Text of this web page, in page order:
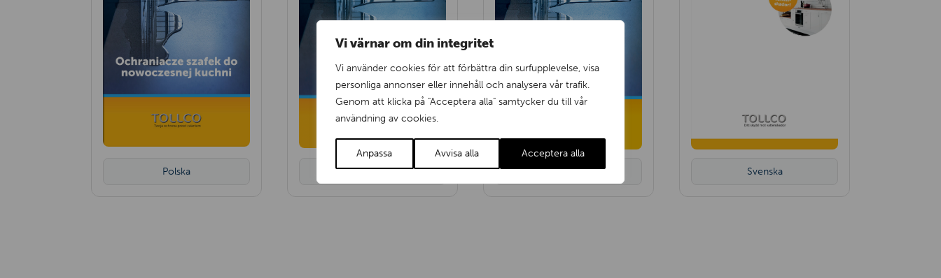
Vi värnar om din integritet
Vi använder cookies för att förbättra din surfupplevelse, visa
personliga annonser eller innehåll och analysera vår trafik.
Genom att klicka på "Acceptera alla" samtycker du till vår
användning av cookies.
Anpassa Avvisa alla Acceptera alla
Polska Italienska Finska Svenska